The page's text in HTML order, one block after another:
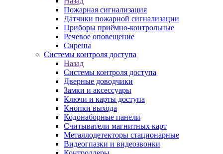
Пожарная сигнализация
Датчики пожарной сигнализации
Приборы приёмно-контрольные
Речевое оповещение
Сирены
Системы контроля доступа
Назад
Системы контроля доступа
Дверные доводчики
Замки и аксессуары
Ключи и карты доступа
Кнопки выхода
Кодонаборные панели
Считыватели магнитных карт
Металлодетекторы стационарные
Видеогпазки и видеозвонки